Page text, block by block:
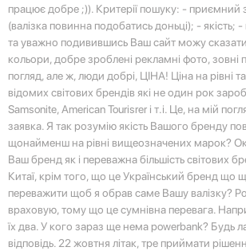
працює добре ;)). Критерії пошуку: - приємний
(валізка повинна подобатись доньці); - якість;
та уважно подивившись Ваш сайт можу сказати
кольори, добре зроблені рекламні фото, зовні
погляд, але ж, люди добрі, ЦІНА! Ціна на рівні
відомих світових брендів які не один рок
Samsonite, American Tourisrer і т.і. Це, на мій
заявка. Я так розумію якість Вашого бренду
щонайменш на рівні вищеозначених марок?
Ваш бренд як і переважна більшість світових
Китаї, крім того, що це Український бренд що
переважити щоб я обрав саме Вашу валізку?
враховую, тому що це сумнівна перевага.
їх два. У кого зараз ще нема powerbank? Будь
відповідь. 22 жовтня літак, тре приймати